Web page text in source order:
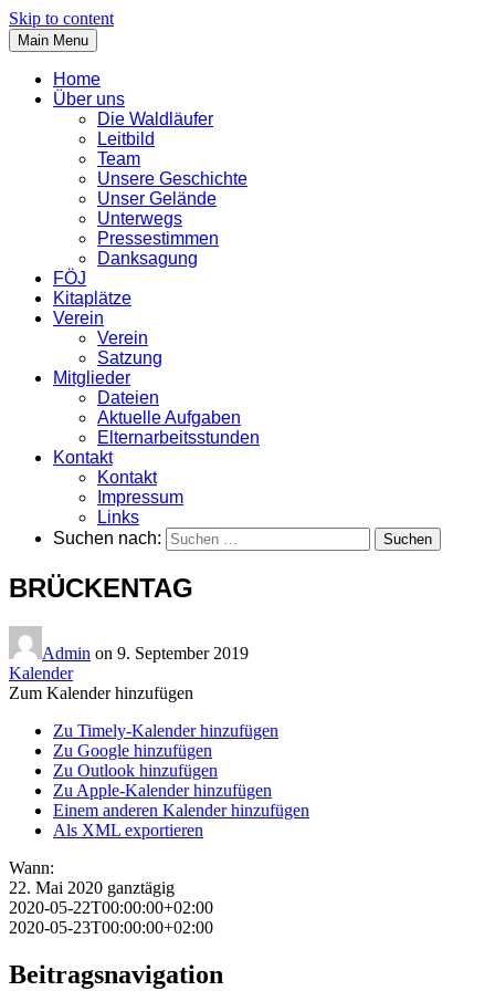
Skip to content
Main Menu
Home
Über uns
Die Waldläufer
Leitbild
Team
Unsere Geschichte
Unser Gelände
Unterwegs
Pressestimmen
Danksagung
FÖJ
Kitaplätze
Verein
Verein
Satzung
Mitglieder
Dateien
Aktuelle Aufgaben
Elternarbeitsstunden
Kontakt
Kontakt
Impressum
Links
Suchen nach:
BRÜCKENTAG
Admin on 9. September 2019
Kalender
Zum Kalender hinzufügen
Zu Timely-Kalender hinzufügen
Zu Google hinzufügen
Zu Outlook hinzufügen
Zu Apple-Kalender hinzufügen
Einem anderen Kalender hinzufügen
Als XML exportieren
Wann:
22. Mai 2020 ganztägig
2020-05-22T00:00:00+02:00
2020-05-23T00:00:00+02:00
Beitragsnavigation